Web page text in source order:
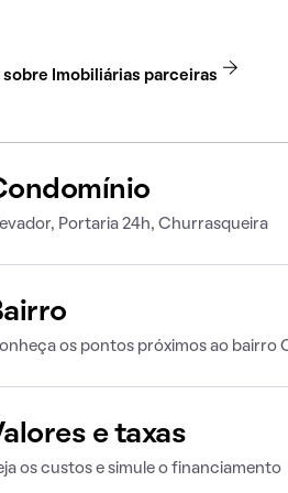
sobre Imobiliárias parceiras
Portaria 24h, Churrasqueira
os pontos próximos ao bairro
e taxas
os custos e simule o financiamento